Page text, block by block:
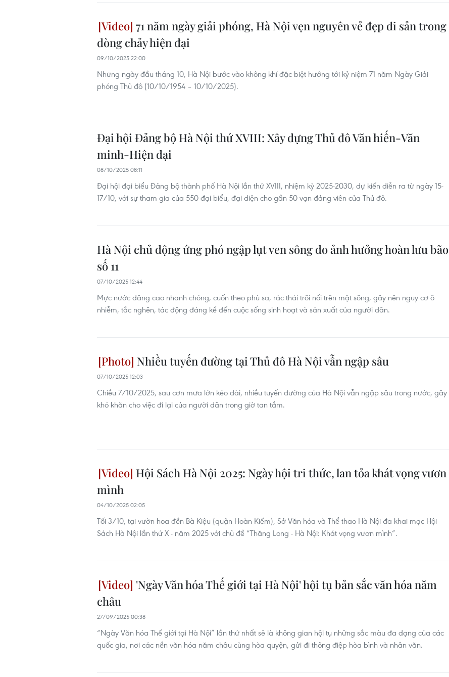
71 năm ngày giải phóng, Hà Nội vẹn nguyên vẻ đẹp di sản trong
dòng chảy hiện đại
09/10/2025 22:00
Những ngày đầu tháng 10, Hà Nội bước vào không khí đặc biệt hướng tới kỷ niệm 71 năm Ngày Giải
phóng Thủ đô (10/10/1954 – 10/10/2025).
Đại hội Đảng bộ Hà Nội thứ XVIII: Xây dựng Thủ đô Văn hiến-Văn
minh-Hiện đại
08/10/2025 08:11
Đại hội đại biểu Đảng bộ thành phố Hà Nội lần thứ XVIII, nhiệm kỳ 2025-2030, dự kiến diễn ra từ ngày 15-
17/10, với sự tham gia của 550 đại biểu, đại diện cho gần 50 vạn đảng viên của Thủ đô.
Hà Nội chủ động ứng phó ngập lụt ven sông do ảnh hưởng hoàn lưu bão
số 11
07/10/2025 12:44
Mực nước dâng cao nhanh chóng, cuốn theo phù sa, rác thải trôi nổi trên mặt sông, gây nên nguy cơ ô
nhiễm, tắc nghẽn, tác động đáng kể đến cuộc sống sinh hoạt và sản xuất của người dân.
Nhiều tuyến đường tại Thủ đô Hà Nội vẫn ngập sâu
07/10/2025 12:03
Chiều 7/10/2025, sau cơn mưa lớn kéo dài, nhiều tuyến đường của Hà Nội vẫn ngập sâu trong nước, gây
khó khăn cho việc đi lại của người dân trong giờ tan tầm.
Hội Sách Hà Nội 2025: Ngày hội tri thức, lan tỏa khát vọng vươn
mình
04/10/2025 02:05
Tối 3/10, tại vườn hoa đền Bà Kiệu (quận Hoàn Kiếm), Sở Văn hóa và Thể thao Hà Nội đã khai mạc Hội
Sách Hà Nội lần thứ X - năm 2025 với chủ đề “Thăng Long - Hà Nội: Khát vọng vươn mình”.
'Ngày Văn hóa Thế giới tại Hà Nội' hội tụ bản sắc văn hóa năm
châu
27/09/2025 00:38
“Ngày Văn hóa Thế giới tại Hà Nội” lần thứ nhất sẽ là không gian hội tụ những sắc màu đa dạng của các
quốc gia, nơi các nền văn hóa năm châu cùng hòa quyện, gửi đi thông điệp hòa bình và nhân văn.